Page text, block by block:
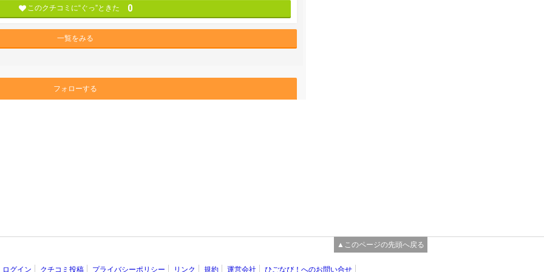
このクチコミに“ぐっ”ときた 0
一覧をみる
フォローする
▲このページの先頭へ戻る
ログイン クチコミ投稿 プライバシーポリシー リンク 規約 運営会社 ひごなび！へのお問い合せ